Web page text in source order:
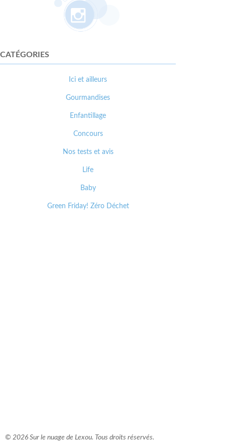
CATÉGORIES
Ici et ailleurs
Gourmandises
Enfantillage
Concours
Nos tests et avis
Life
Baby
Green Friday! Zéro Déchet
© 2026 Sur le nuage de Lexou. Tous droits réservés.